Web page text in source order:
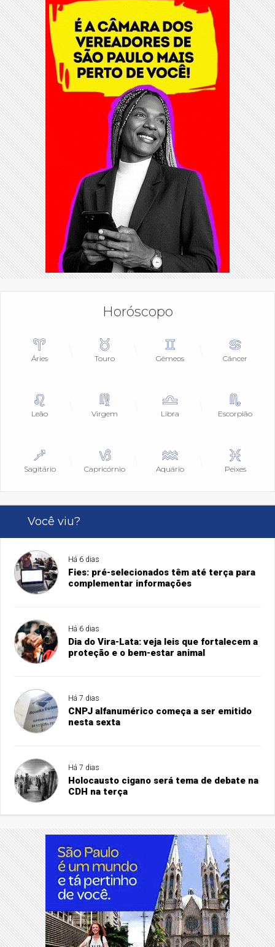
Horóscopo
Áries Touro Gêmeos Câncer
Leão Virgem Libra Escorpião
Sagitário Capricórnio Aquário Peixes
Você viu?
Há 6 dias
Fies: pré-selecionados têm até terça para
complementar informações
Há 6 dias
Dia do Vira-Lata: veja leis que fortalecem a
proteção e o bem-estar animal
Há 7 dias
CNPJ alfanumérico começa a ser emitido
nesta sexta
Há 7 dias
Holocausto cigano será tema de debate na
CDH na terça